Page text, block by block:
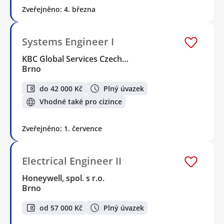
Zveřejněno: 4. března
Systems Engineer I
KBC Global Services Czech…
Brno
do 42 000 Kč
Plný úvazek
Vhodné také pro cizince
Zveřejněno: 1. července
Electrical Engineer II
Honeywell, spol. s r.o.
Brno
od 57 000 Kč Plný úvazek